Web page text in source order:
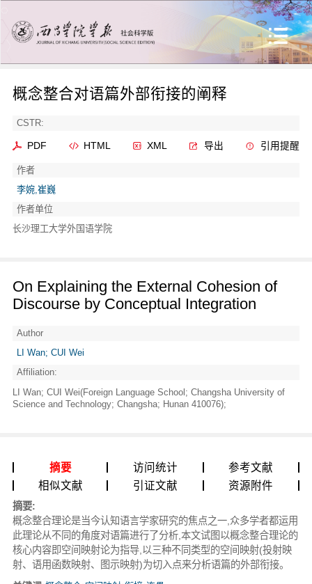
概念整合对语篇外部衔接的阐释
CSTR:
PDF HTML XML 导出 引用提醒
作者
李婉,崔巍
作者单位
长沙理工大学外国语学院
On Explaining the External Cohesion of
Discourse by Conceptual Integration
Author
LI Wan; CUI Wei
Affiliation:
LI Wan; CUI Wei(Foreign Language School; Changsha University of
Science and Technology; Changsha; Hunan 410076);
摘要 访问统计
参考文献
相似文献
引证文献 资源附件
摘要:
概念整合理论是当今认知语言学家研究的焦点之一,众多学者都运用
此理论从不同的角度对语篇进行了分析,本文试图以概念整合理论的
核心内容即空间映射论为指导,以三种不同类型的空间映射(投射映
射、语用函数映射、图示映射)为切入点来分析语篇的外部衔接。